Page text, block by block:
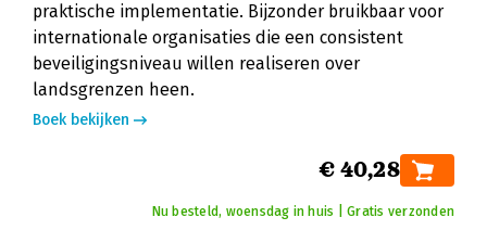
praktische implementatie. Bijzonder bruikbaar voor
internationale organisaties die een consistent
beveiligingsniveau willen realiseren over
landsgrenzen heen.
Boek bekijken
€ 40,28
Nu besteld, woensdag in huis | Gratis verzonden